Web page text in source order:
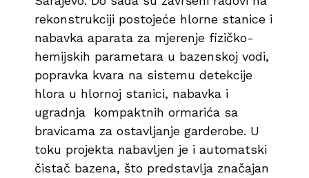
rekonstrukciji postojeće hlorne stanice i
nabavka aparata za mjerenje fizičko-
hemijskih parametara u bazenskoj vodi,
popravka kvara na sistemu detekcije
hlora u hlornoj stanici, nabavka i
ugradnja kompaktnih ormarića sa
bravicama za ostavljanje garderobe. U
toku projekta nabavljen je i automatski
čistač bazena, što predstavlja značajan